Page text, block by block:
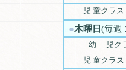
児 童クラ
●木曜日(毎週
幼 児ク
児 童クラ